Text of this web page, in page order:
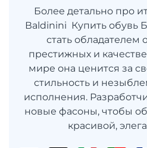
Более детально про
Вaldinini Купить обувь
стать обладателем
престижных и
мире она ценится за
стильность и
исполнения.
новые фасоны, чтобы
красивой,